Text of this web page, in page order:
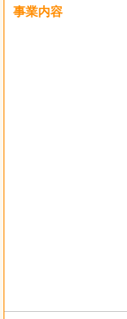
事業内容